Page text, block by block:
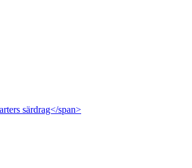
särdrag</span>